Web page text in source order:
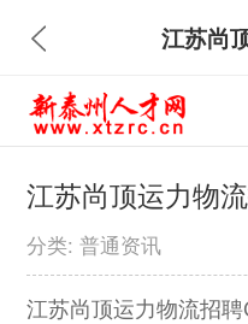
江苏尚顶运力物
分类: 普通资讯
江苏尚顶运力物流招